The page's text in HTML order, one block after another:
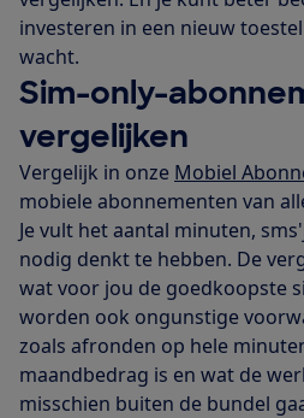
investeren in een nieuw
wacht.
Sim-only-
vergelijken
Vergelijk in onze Mobiel
mobiele abonnementen van
Je vult het aantal minuten,
nodig denkt te hebben. De
wat voor jou de goedkoopste
worden ook ongunstige
zoals afronden op hele
maandbedrag is en wat de
misschien buiten de bundel